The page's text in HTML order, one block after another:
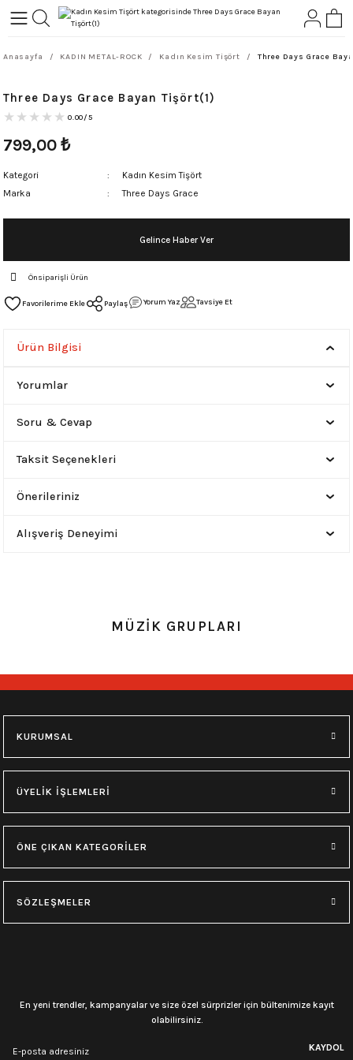
Geri Dön
ROCK
Geri Dön
Anasayfa KADIN METAL-ROCK Kadın Kesim Tişört Three Days Grace
Three Days Grace Bayan Tişört(1)
0.00/5
799,00 ₺
Kategori
Kadın Kesim Tişört
Marka
Three Days Grace
Gelince Haber Ver
Önsiparişli Ürün
Paylaş Yorum Yaz Tavsiye Et
Ürün Bilgisi
Yorumlar
Soru & Cevap
Taksit Seçenekleri
Önerileriniz
Alışveriş Deneyimi
MÜZİK GRUPLARI
KURUMSAL
ÜYELİK İŞLEMLERİ
ÖNE ÇIKAN KATEGORİLER
SÖZLEŞMELER
En yeni trendler, kampanyalar ve size özel sürprizler için bültenimize kayıt
olabilirsiniz.
KAYDOL